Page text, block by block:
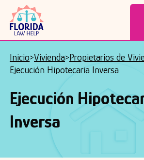
Saltar
al
contenido
Breadcrumb
Inicio Vivienda Propietarios de
Ejecución Hipotecaria Inversa
Ejecución
Inversa